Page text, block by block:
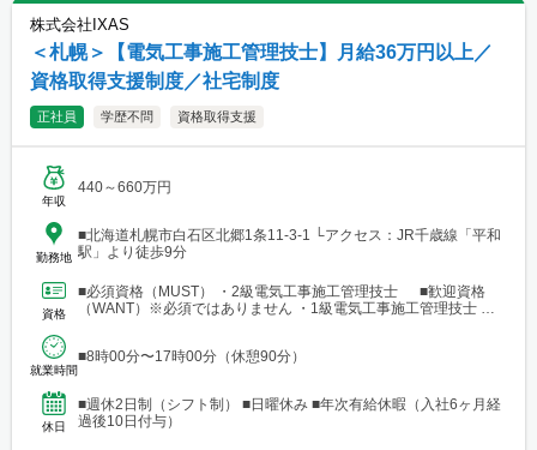
株式会社IXAS
＜札幌＞【電気工事施工管理技士】月給36万円以上／
資格取得支援制度／社宅制度
正社員 学歴不問 資格取得支援
年収
440～660万円
勤務地
■北海道札幌市白石区北郷1条11-3-1 └アクセス：JR千歳線「平和
駅」より徒歩9分
資格
■必須資格（MUST） ・2級電気工事施工管理技士 ■歓迎資格
（WANT）※必須ではありません ・1級電気工事施工管理技士 ・
就業時間
■8時00分〜17時00分（休憩90分）
休日
■週休2日制（シフト制） ■日曜休み ■年次有給休暇（入社6ヶ月経
過後10日付与）